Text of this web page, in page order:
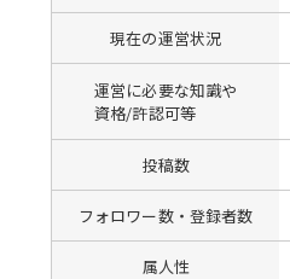
現在の運営状況
運営に必要な知識や
資格/許認可等
投稿数
フォロワー数・登録者数
属人性